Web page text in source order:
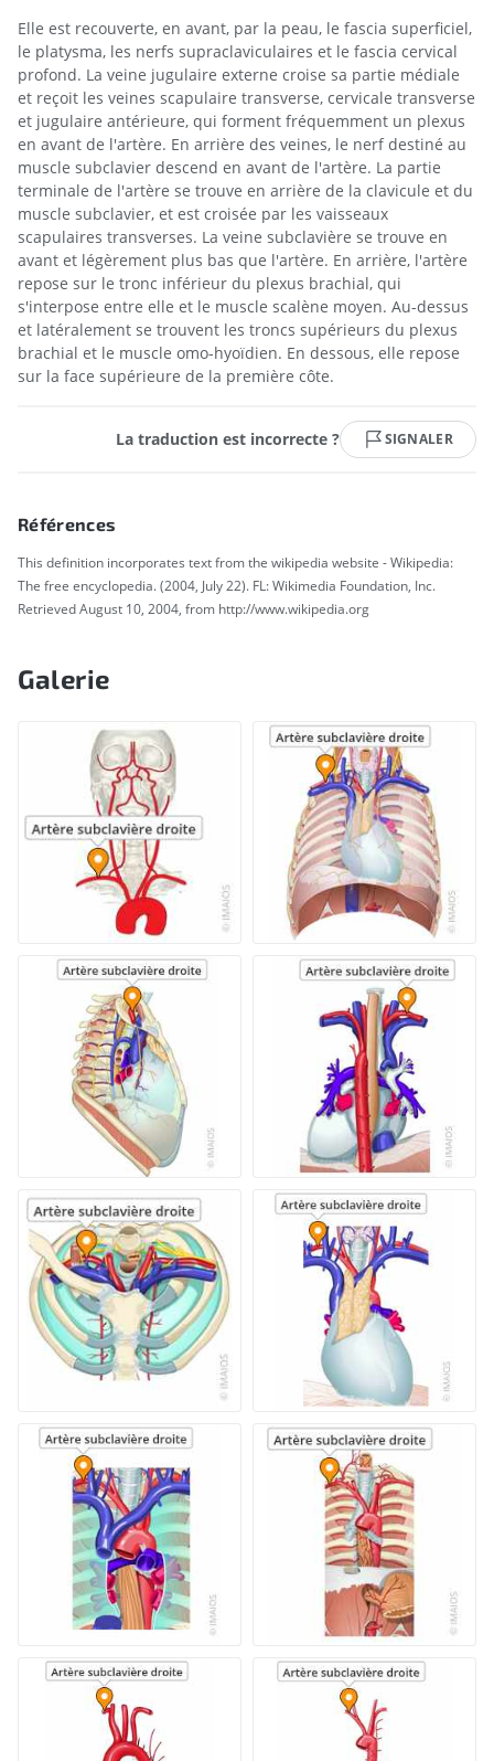
Elle est recouverte, en avant, par la peau, le fascia superficiel,
le platysma, les nerfs supraclaviculaires et le fascia cervical
profond. La veine jugulaire externe croise sa partie médiale
et reçoit les veines scapulaire transverse, cervicale transverse
et jugulaire antérieure, qui forment fréquemment un plexus
en avant de l'artère. En arrière des veines, le nerf destiné au
muscle subclavier descend en avant de l'artère. La partie
terminale de l'artère se trouve en arrière de la clavicule et du
muscle subclavier, et est croisée par les vaisseaux
scapulaires transverses. La veine subclavière se trouve en
avant et légèrement plus bas que l'artère. En arrière, l'artère
repose sur le tronc inférieur du plexus brachial, qui
s'interpose entre elle et le muscle scalène moyen. Au-dessus
et latéralement se trouvent les troncs supérieurs du plexus
brachial et le muscle omo-hyoïdien. En dessous, elle repose
sur la face supérieure de la première côte.
La traduction est incorrecte ? SIGNALER
Références
This definition incorporates text from the wikipedia website - Wikipedia:
The free encyclopedia. (2004, July 22). FL: Wikimedia Foundation, Inc.
Retrieved August 10, 2004, from http://www.wikipedia.org
Galerie